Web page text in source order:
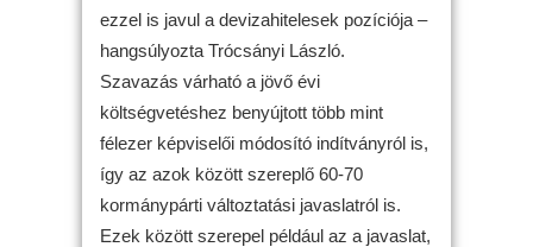
ezzel is javul a devizahitelesek pozíciója –
hangsúlyozta Trócsányi László.
Szavazás várható a jövő évi
költségvetéshez benyújtott több mint
félezer képviselői módosító indítványról is,
így az azok között szereplő 60-70
kormánypárti változtatási javaslatról is.
Ezek között szerepel például az a javaslat,